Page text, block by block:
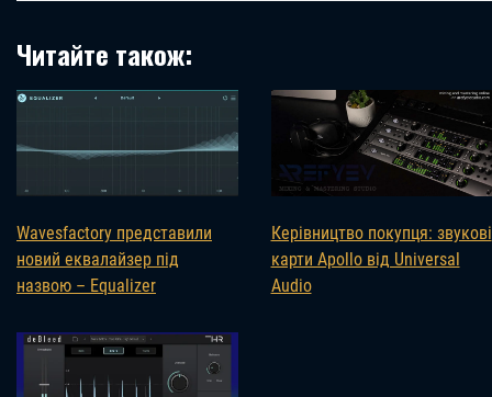
Читайте також:
Wavesfactory представили
новий еквалайзер під
назвою – Equalizer
Керівництво покупця: звукові
карти Apollo від Universal
Audio